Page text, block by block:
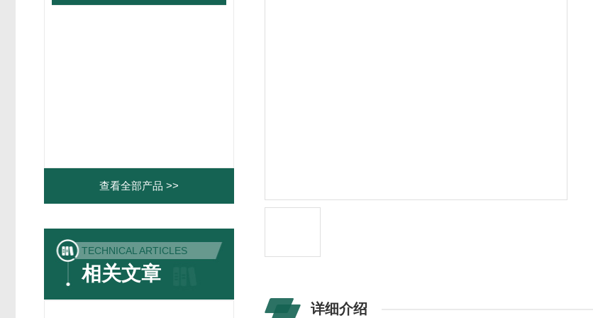
查看全部产品 >>
TECHNICAL ARTICLES
相关文章
详细介绍